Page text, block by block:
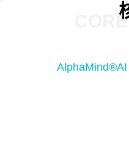
AlphaMind®AI